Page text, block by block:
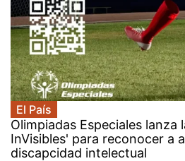
El País
Olimpiadas Especiales lanza
InVisibles' para reconocer a
discapcidad intelectual